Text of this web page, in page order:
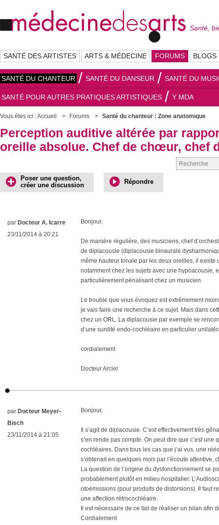
Santé,
SANTÉ DES ARTISTES ARTS & MÉDECINE FORUMS BLOGS
SANTÉ DU CHANTEUR SANTÉ DU DANSEUR SANTÉ DU
SANTÉ POUR AUTRES PRATIQUES ARTISTIQUES Y MDA
Vous êtes ici :Accueil Forums Santé du chanteur : Zone anatomique
Perception auditive altérée par
oreille absolue. Chef de chœur, chef
Poser une question,
créer une discussion
Répondre
par Docteur A. Icarre
23/11/2014 à 20:21
Bonjour,
De manière régulière, des musiciens, chef
de diplacousie (diplacousie binaurale
même hauteur tonale par les deux oreilles, il existe
notamment chez les sujets avec une hypoacousie,
particulièrement pénalisant chez un musicien.
Le trouble que vous évoquez est extrêmement
je vais faire une recherche à ce sujet. Mais dans
chez un ORL. La diplacousie par exemple se
d’une surdité endo-cochléaire en particulier
cordialement
Docteur Arcier
par Docteur Meyer-
Bisch
23/11/2014 à 21:05
Bonjour,
Il s’agit de diplacousie. C’est effectivement très
s’en rende pas compte. On peut dire que c’est
cochléaires. Dans tous les cas que j’ai vus, une
s’obtenait en quelques mois par l’écoute attentive,
La question de l’origine du dysfonctionnement se
probablement plutôt en milieu hospitalier.
otoémissions (pour produits de distorsions). Il faut
une affection rétrocochléaire.
Il est nécessaire de ce fait de réaliser un bilan afin
Cordialement